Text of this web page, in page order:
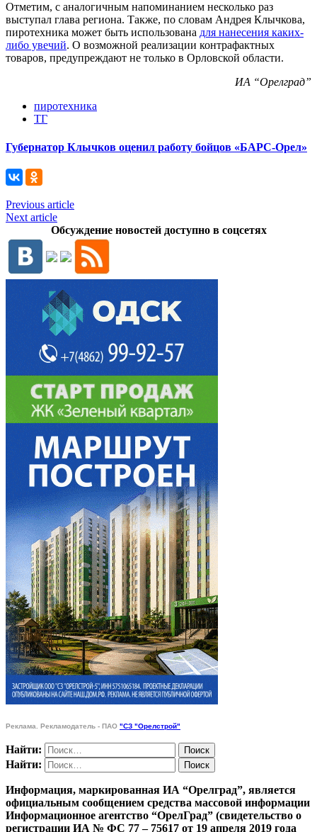
Отметим, с аналогичным напоминанием несколько раз
выступал глава региона. Также, по словам Андрея Клычкова,
пиротехника может быть использована для нанесения каких-
либо увечий. О возможной реализации контрафактных
товаров, предупреждают не только в Орловской области.
ИА “Орелград”
пиротехника
ТГ
Губернатор Клычков оценил работу бойцов «БАРС-Орел»
Previous article
Next article
Обсуждение новостей доступно в соцсетях
Реклама. Рекламодатель - ПАО "СЗ "Орелстрой"
Найти:
Найти:
Информация, маркированная ИА “Орелград”, является
официальным сообщением средства массовой информации
Информационное агентство “ОрелГрад” (свидетельство о
регистрации ИА № ФС 77 – 75617 от 19 апреля 2019 года